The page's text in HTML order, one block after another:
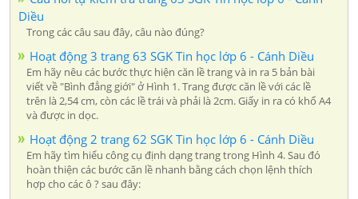
Diều
Trong các câu sau đây, câu nào đúng?
Hoạt động 3 trang 63 SGK Tin học lớp 6 - Cánh Diều
Em hãy nêu các bước thực hiện căn lề trang và in ra 5 bản bài
viết về "Bình đẳng giới" ở Hình 1. Trang được căn lề với các lề
trên là 2,54 cm, còn các lề trái và phải là 2cm. Giấy in ra có khổ A4
và được in dọc.
Hoạt động 2 trang 62 SGK Tin học lớp 6 - Cánh Diều
Em hãy tìm hiểu công cụ định dạng trang trong Hình 4. Sau đó
hoàn thiện các bước căn lề nhanh bằng cách chọn lệnh thích
hợp cho các ô ? sau đây: